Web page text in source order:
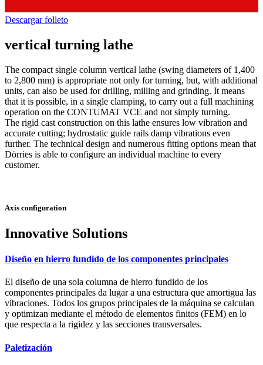
Descargar folleto
vertical turning lathe
The compact single column vertical lathe (swing diameters of 1,400
to 2,800 mm) is appropriate not only for turning, but, with additional
units, can also be used for drilling, milling and grinding. It means
that it is possible, in a single clamping, to carry out a full machining
operation on the CONTUMAT VCE and not simply turning.
The rigid cast construction on this lathe ensures low vibration and
accurate cutting; hydrostatic guide rails damp vibrations even
further. The technical design and numerous fitting options mean that
Dörries is able to configure an individual machine to every
customer.
Axis configuration
Innovative Solutions
Diseño en hierro fundido de los componentes principales
El diseño de una sola columna de hierro fundido de los
componentes principales da lugar a una estructura que amortigua las
vibraciones. Todos los grupos principales de la máquina se calculan
y optimizan mediante el método de elementos finitos (FEM) en lo
que respecta a la rigidez y las secciones transversales.
Paletización